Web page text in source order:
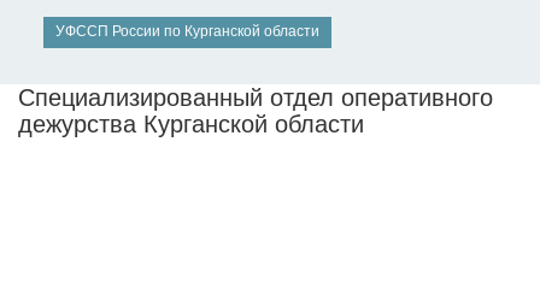
УФССП России по Курганской области
Специализированный отдел оперативного
дежурства Курганской области